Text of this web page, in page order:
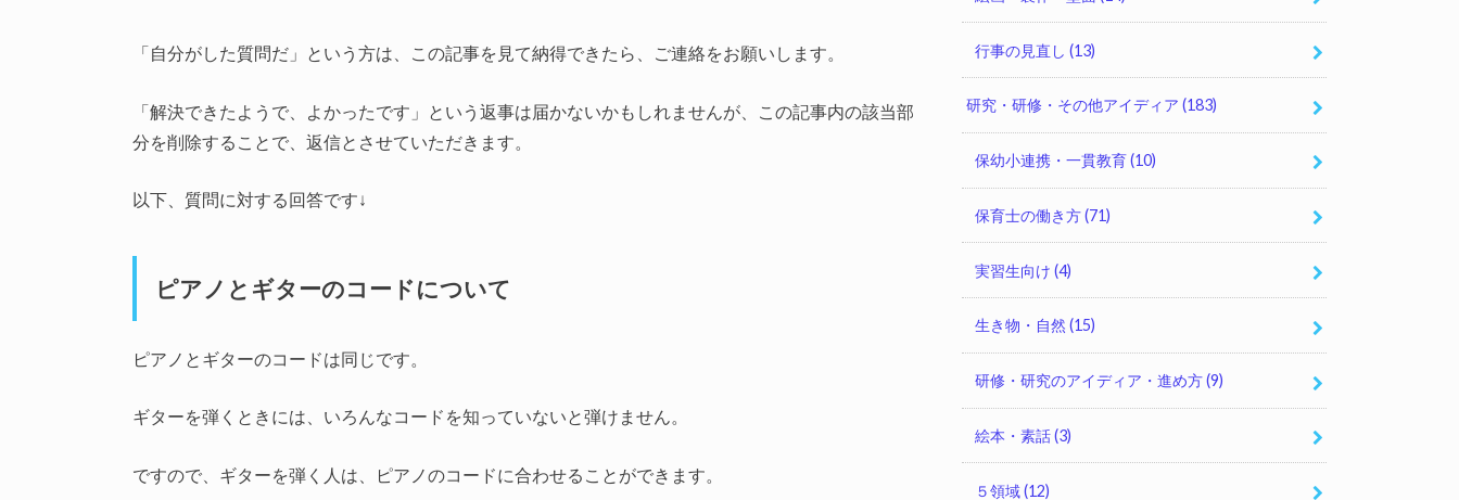
「自分がした質問だ」という方は、この記事を見て納得できたら、ご連絡をお願いします。
「解決できたようで、よかったです」という返事は届かないかもしれませんが、この記事内の該当部
分を削除することで、返信とさせていただきます。
以下、質問に対する回答です↓
ピアノとギターのコードについて
ピアノとギターのコードは同じです。
ギターを弾くときには、いろんなコードを知っていないと弾けません。
ですので、ギターを弾く人は、ピアノのコードに合わせることができます。
行事の見直し (13)
研究・研修・その他アイディア(183)
保幼小連携・一貫教育(10)
保育士の働き方(71)
実習生向け (4)
生き物・自然 (15)
研修・研究のアイディア・進め方(9)
絵本・素話(3)
５領域(12)